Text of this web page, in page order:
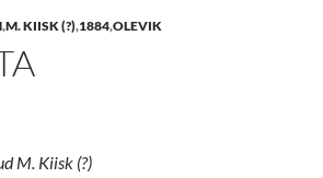
,M. KIISK (?),1884,OLEVIK
M. Kiisk (?)